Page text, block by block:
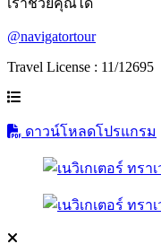
เราช่วยคุณได้
@navigatortour
Travel License : 11/12695
ดาวน์โหลดโปรแกรม